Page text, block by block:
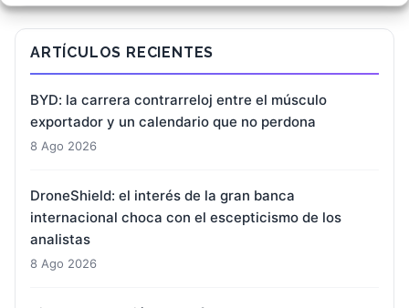
ARTÍCULOS RECIENTES
BYD: la carrera contrarreloj entre el músculo
exportador y un calendario que no perdona
8 Ago 2026
DroneShield: el interés de la gran banca
internacional choca con el escepticismo de los
analistas
8 Ago 2026